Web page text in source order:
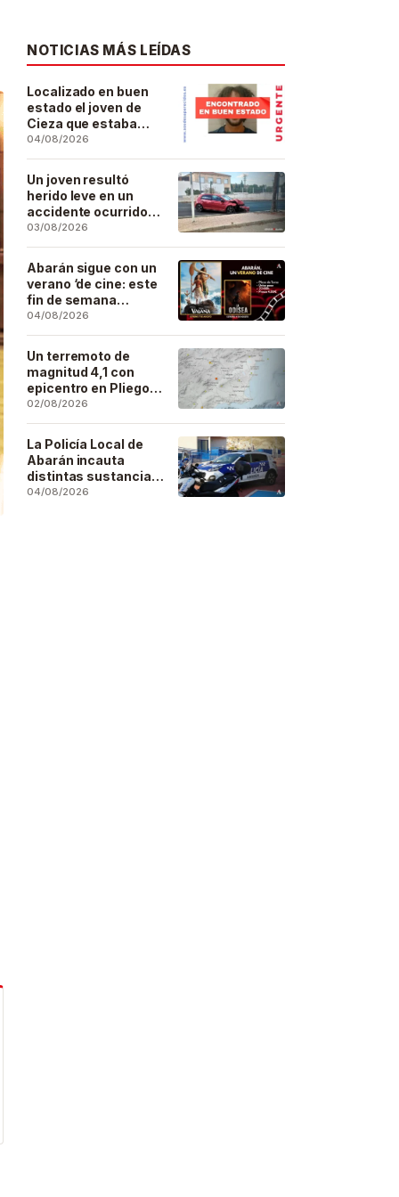
NOTICIAS MÁS LEÍDAS
Localizado en buen
estado el joven de
Cieza que estaba
desaparecido desde
el pasado 29 de julio
04/08/2026
Un joven resultó
herido leve en un
accidente ocurrido
este lunes en la
barriada de San José
Artesano
03/08/2026
Abarán sigue con un
verano ‘de cine: este
fin de semana
Vaiana… y después,
La Odisea
04/08/2026
Un terremoto de
magnitud 4,1 con
epicentro en Pliego
se deja sentir en
buena parte de la
región
02/08/2026
La Policía Local de
Abarán incauta
distintas sustancias
estupefacientes en
04/08/2026